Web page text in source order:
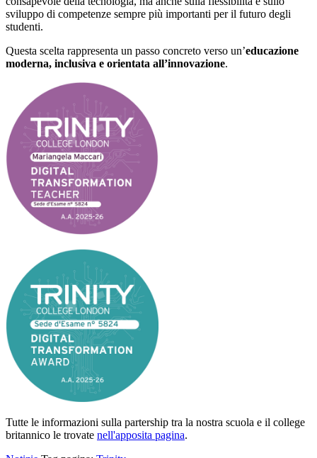
sviluppo di competenze sempre più importanti per il futuro degli
studenti.
Questa scelta rappresenta un passo concreto verso un’educazione
moderna, inclusiva e orientata all’innovazione.
Tutte le informazioni sulla partership tra la nostra scuola e il college
britannico le trovate nell'apposita pagina.